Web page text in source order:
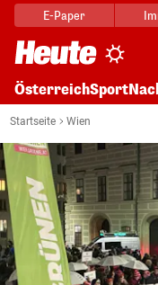
E-Paper
ÖsterreichSport
Startseite Wien